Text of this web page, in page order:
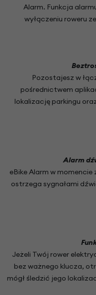
Alarm. Funkcja
wyłączeniu roweru
Pozostajesz w
pośrednictwem
lokalizację parkingu
Alarm
eBike Alarm w
ostrzega sygnałami
Jeżeli Twój rower
bez ważnego klucza,
mógł śledzić jego